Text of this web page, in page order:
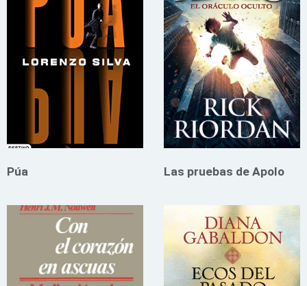
Púa Las pruebas de Apolo